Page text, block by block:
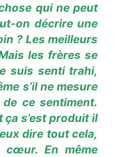
qui ne peut
on décrire une
? Les meilleurs
les frères se
suis senti trahi,
s’il ne mesure
ce sentiment.
ça s’est produit il
dire tout cela,
En même